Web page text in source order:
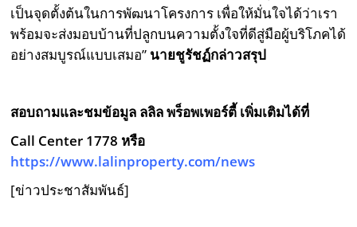
เป็นจุดตั้งต้นในการพัฒนาโครงการ เพื่อให้มั่นใจได้ว่าเรา
พร้อมจะส่งมอบบ้านที่ปลูกบนความตั้งใจที่ดีสู่มือผู้บริโภคได้
อย่างสมบูรณ์แบบเสมอ” นายชูรัชฏ์กล่าวสรุป
สอบถามและชมข้อมูล ลลิล พร็อพเพอร์ตี้ เพิ่มเติมได้ที่
Call Center 1778 หรือ
https://www.lalinproperty.com/news
[ข่าวประชาสัมพันธ์]